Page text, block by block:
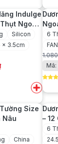
là:
Indulge
Ngoáy
Silicon
x 3.5cm
Xa
6
Giá
gốc
là:
Giá
hiện
tại
là:
Mã:
Size
Nâu
China
–
6